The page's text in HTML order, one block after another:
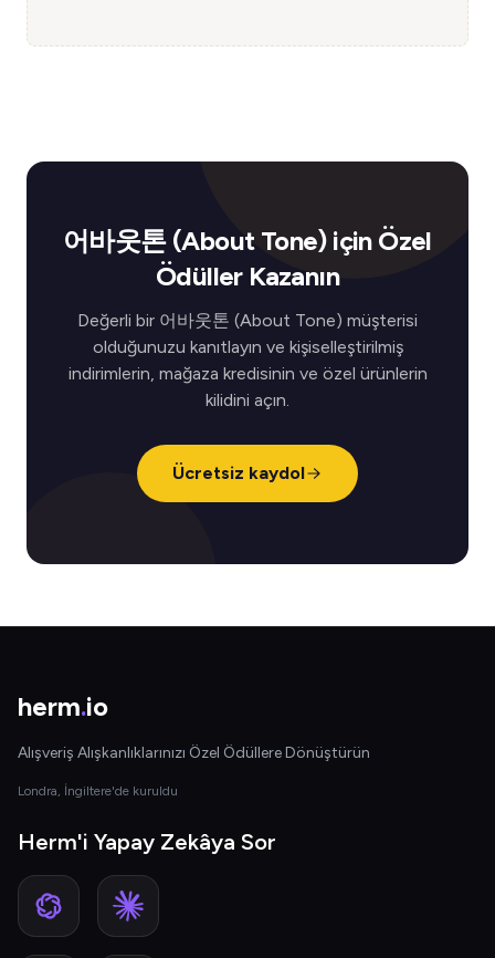
어바웃톤 (About Tone) için Özel
Ödüller Kazanın
Değerli bir 어바웃톤 (About Tone) müşterisi
olduğunuzu kanıtlayın ve kişiselleştirilmiş
indirimlerin, mağaza kredisinin ve özel ürünlerin
kilidini açın.
Ücretsiz kaydol
herm.io
Alışveriş Alışkanlıklarınızı Özel Ödüllere Dönüştürün
Londra, İngiltere'de kuruldu
Herm'i Yapay Zekâya Sor